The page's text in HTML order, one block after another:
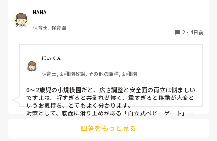
うな素材で軽いので、ちょっと体が当たると倒れたり、つか
まり立ちが不安定な子にとっては共倒れになったりで危険で
す。かと言って固定してしまうと活動によって柔軟に移動す
しっかりした重いものを置いていましたが、移動が大変で使
い勝手が悪く、子どもがぶつかって倒れた時に怖い思いをし
ました。
皆さんの園ではどんなもので工夫されていますか？
NANA
保育士, 保育園
2 ・ 4日前
ほいくん
保育士, 幼稚園教諭, その他の職種, 幼稚園
0〜2歳児の小規模園だと、広さ調整と安全面の両立は悩ましい
ですよね。軽すぎると共倒れが怖く、重すぎると移動が大変と
いうお気持ち、とてもよく分かります。
対策として、底面に滑り止めがある「自立式ベビーゲート」な
た、ストッパー付きキャスターをつけたロー棚を仕切りにすれ
回答をもっと見る